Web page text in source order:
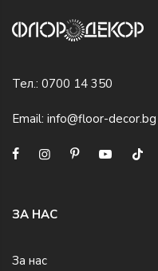
Тел.: 0700 14 350
Email: info@floor-decor.bg
ЗА НАС
За нас